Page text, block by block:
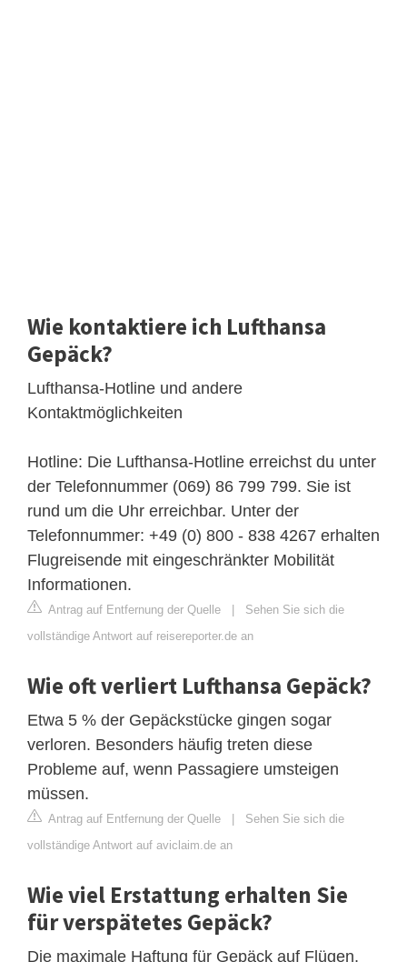
Wie kontaktiere ich Lufthansa
Gepäck?
Lufthansa-Hotline und andere
Kontaktmöglichkeiten
Hotline: Die Lufthansa-Hotline erreichst du unter
der Telefonnummer (069) 86 799 799. Sie ist
rund um die Uhr erreichbar. Unter der
Telefonnummer: +49 (0) 800 - 838 4267 erhalten
Flugreisende mit eingeschränkter Mobilität
Informationen.
Antrag auf Entfernung der Quelle | Sehen Sie sich die
vollständige Antwort auf reisereporter.de an
Wie oft verliert Lufthansa Gepäck?
Etwa 5 % der Gepäckstücke gingen sogar
verloren. Besonders häufig treten diese
Probleme auf, wenn Passagiere umsteigen
müssen.
Antrag auf Entfernung der Quelle | Sehen Sie sich die
vollständige Antwort auf aviclaim.de an
Wie viel Erstattung erhalten Sie
für verspätetes Gepäck?
Die maximale Haftung für Gepäck auf Flügen,